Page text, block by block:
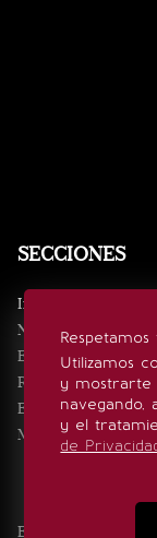
Utilizamos
y mostrarte
navegando,
y el
de
SECCIONES
Inicio
Noticias
Eventos
Realeza
Estilo de vida
Minuto x Minuto
Edición Impresa